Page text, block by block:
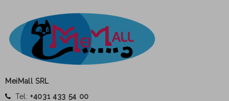
MeiMall SRL
Tel:+4031 433 54 00